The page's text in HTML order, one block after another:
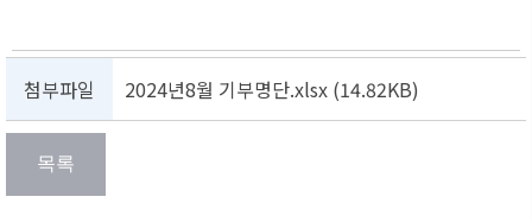
첨부파일 2024년8월 기부명단.xlsx (14.82KB)